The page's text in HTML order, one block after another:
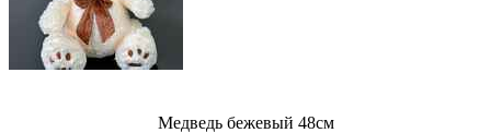
Медведь бежевый 48см